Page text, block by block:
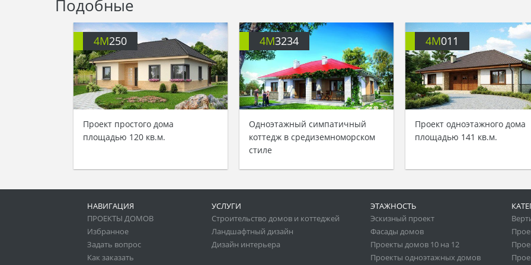
Подобные
4M250
Проект простого дома
площадью 120 кв.м.
4M3234
Одноэтажный симпатичный
коттедж в средиземноморском
стиле
4M011
Проект одноэтажного дома
площадью 141 кв.м.
НАВИГАЦИЯ
ПРОЕКТЫ ДОМОВ
Избранное
Задать вопрос
Как заказать
УСЛУГИ
Строительство домов и коттеджей
Ландшафтный дизайн
Дизайн интерьера
ЭТАЖНОСТЬ
Эскизный проект
Фасады домов
Проекты домов 10 на 12
Проекты одноэтажных домов